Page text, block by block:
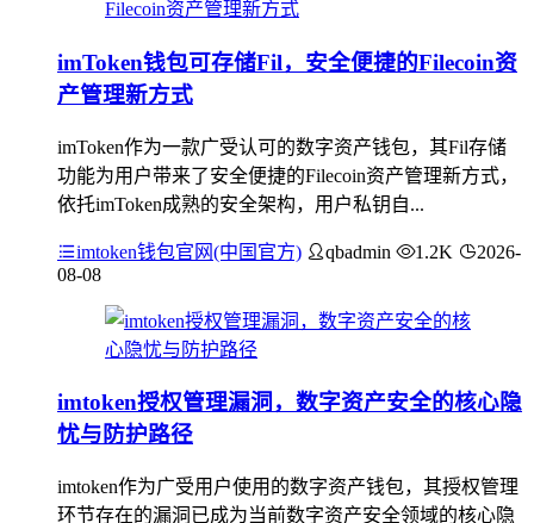
imToken钱包可存储Fil，安全便捷的Filecoin资
产管理新方式
imToken作为一款广受认可的数字资产钱包，其Fil存储
功能为用户带来了安全便捷的Filecoin资产管理新方式，
依托imToken成熟的安全架构，用户私钥自...
imtoken钱包官网(中国官方) qbadmin 1.2K
2026-
08-08
imtoken授权管理漏洞，数字资产安全的核心隐
忧与防护路径
imtoken作为广受用户使用的数字资产钱包，其授权管理
环节存在的漏洞已成为当前数字资产安全领域的核心隐